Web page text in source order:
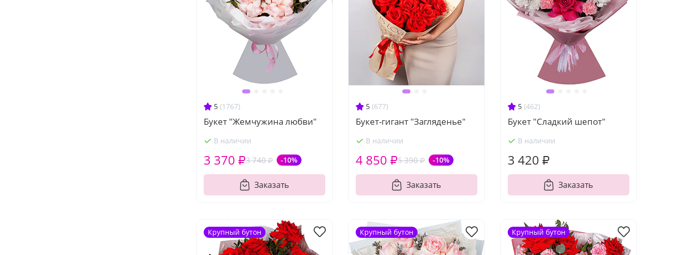
5 (1767)
Букет "Жемчужина любви"
В наличии
3 740 ₽ -10%
3 370 ₽
Заказать
5 (677)
Букет-гигант "Загляденье"
В наличии
5 390 ₽ -10%
4 850 ₽
Заказать
5 (462)
Букет "Сладкий шепот"
В наличии
3 420 ₽
Заказать
Крупный бутон Крупный бутон Крупный бутон